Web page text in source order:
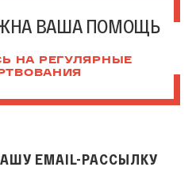
ВАША ПОМОЩЬ
НА РЕГУЛЯРНЫЕ
EMAIL-РАССЫЛКУ